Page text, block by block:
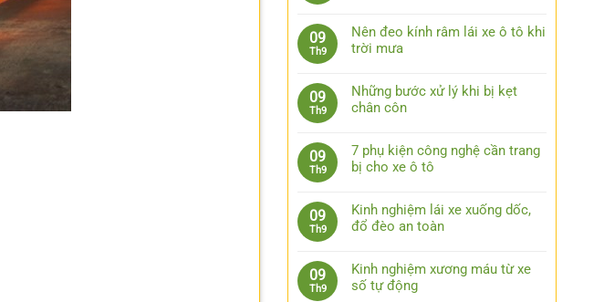
Lái
xe
toàn
bằng
việc
sát
trước
15
có
bình
Kinh
nghiệm
ô
tô
trường
09
Th9
Nên đeo kính râm lái xe ô tô khi
trời mưa
có
bình
Nên
đeo
râm
lái
xe
tô
khi
09
Th9
Những bước xử lý khi bị kẹt
chân côn
có
bình
luận
Những
bước
khi
bị
09
Th9
7 phụ kiện công nghệ cần trang
bị cho xe ô tô
có
bình
7
phụ
09
Th9
Kinh nghiệm lái xe xuống dốc,
đổ đèo an toàn
có
bình
09
Th9
Kinh nghiệm xương máu từ xe
số tự động